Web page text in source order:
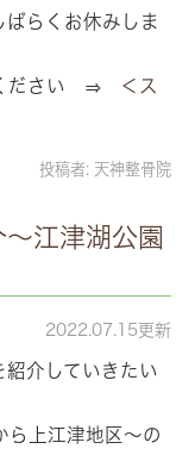
らくお休みしま
ください ⇒
＜ス
投稿者: 天神整骨院
江津湖公園
2022.07.15更新
介していきたい
ら上江津地区～の